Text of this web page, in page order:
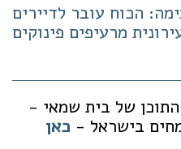
הכוח עובר לדיירים
מרעיפים פינוקים
של בית שמאי -
בישראל - כאן